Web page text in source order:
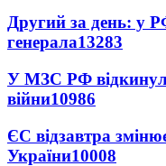
Другий за день: у
генерала13283
У МЗС РФ
війни10986
ЄС відзавтра
України10008